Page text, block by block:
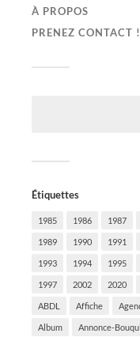
À PROPOS
PRENEZ CONTACT !
Étiquettes
1985 1986 1987
1989 1990 1991
1993 1994 1995
1997 2002 2020
ABDL Affiche
Album Annonce-